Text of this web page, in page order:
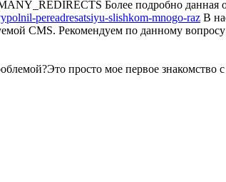
Более подробно данная
pereadresatsiyu-slishkom-mnogo-raz В
CMS. Рекомендуем по данному вопросу
просто мое первое